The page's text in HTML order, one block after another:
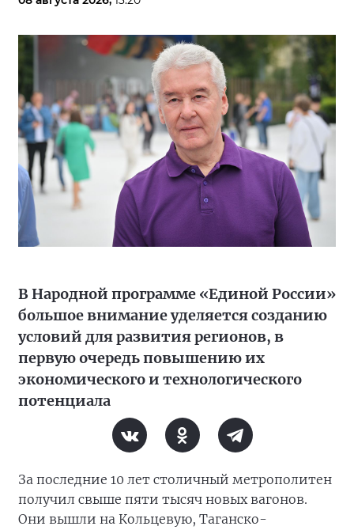
В Народной программе «Единой России»
большое внимание уделяется созданию
условий для развития регионов, в
первую очередь повышению их
экономического и технологического
потенциала
За последние 10 лет столичный метрополитен
получил свыше пяти тысяч новых вагонов.
Они вышли на Кольцевую, Таганско-